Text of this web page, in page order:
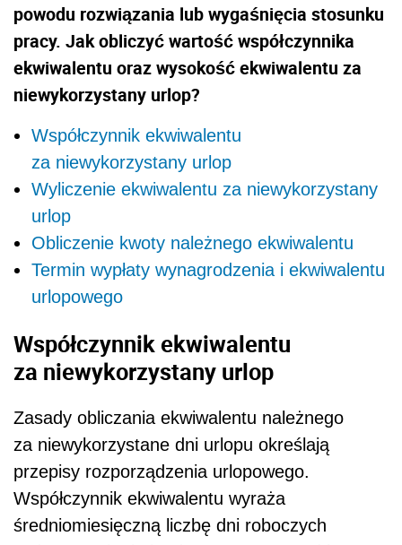
powodu rozwiązania lub wygaśnięcia stosunku
pracy. Jak obliczyć wartość współczynnika
ekwiwalentu oraz wysokość ekwiwalentu za
niewykorzystany urlop?
Współczynnik ekwiwalentu
za niewykorzystany urlop
Wyliczenie ekwiwalentu za niewykorzystany
urlop
Obliczenie kwoty należnego ekwiwalentu
Termin wypłaty wynagrodzenia i ekwiwalentu
urlopowego
Współczynnik ekwiwalentu
za niewykorzystany urlop
Zasady obliczania ekwiwalentu należnego
za niewykorzystane dni urlopu określają
przepisy rozporządzenia urlopowego.
Współczynnik ekwiwalentu wyraża
średniomiesięczną liczbę dni roboczych